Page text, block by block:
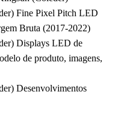
Fine Pixel Pitch LED
Bruta (2017-2022)
Displays LED de
de produto, imagens,
Desenvolvimentos